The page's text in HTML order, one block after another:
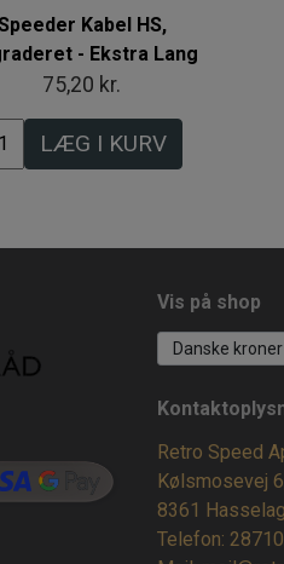
Kabel HS,
- Ekstra Lang
75,20 kr.
LÆG I KURV
Vis på shop
Retro Speed
Kølsmosevej
8361
Telefon: